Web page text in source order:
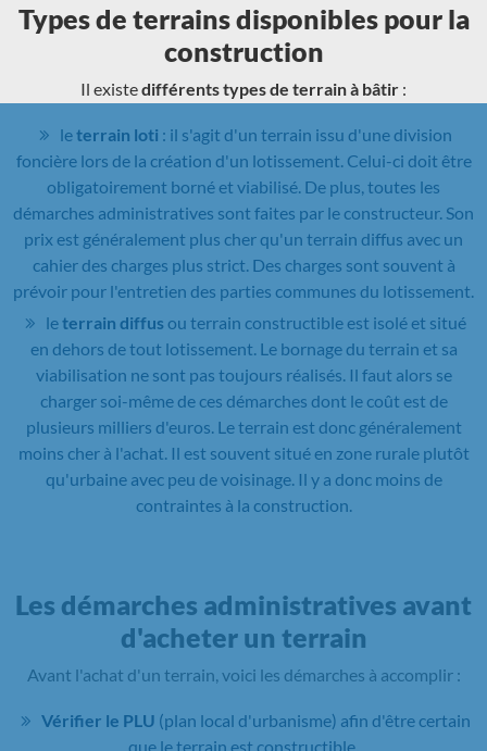
Types de terrains disponibles pour la
construction
Il existedifférents types de terrain à bâtir :
leterrain loti : il s'agit d'un terrain issu d'une division
foncière lors de la création d'un lotissement. Celui-ci doit être
obligatoirement borné et viabilisé. De plus, toutes les
démarches administratives sont faites par le constructeur. Son
prix est généralement plus cher qu'un terrain diffus avec un
cahier des charges plus strict. Des charges sont souvent à
prévoir pour l'entretien des parties communes du lotissement.
leterrain diffusou terrain constructible est isolé et situé
en dehors de tout lotissement. Le bornage du terrain et sa
viabilisation ne sont pas toujours réalisés. Il faut alors se
charger soi-même de ces démarches dont le coût est de
plusieurs milliers d'euros. Le terrain est donc généralement
moins cher à l'achat. Il est souvent situé en zone rurale plutôt
qu'urbaine avec peu de voisinage. Il y a donc moins de
contraintes à la construction.
Les démarches administratives avant
d'acheter un terrain
Avant l'achat d'un terrain, voici les démarches à accomplir :
Vérifier le PLU (plan local d'urbanisme) afin d'être certain
que le terrain est constructible.